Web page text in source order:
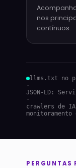
nos
contínuos.
llms.txt no
·
JSON-LD:
·
crawlers de
PERGUNTAS